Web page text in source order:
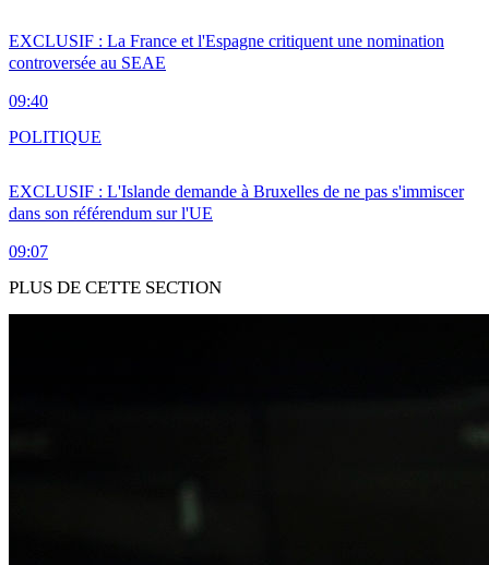
EXCLUSIF : La France et l'Espagne critiquent une nomination
controversée au SEAE
09:40
EXCLUSIF : L'Islande demande à Bruxelles de ne pas s'immiscer
dans son référendum sur l'UE
09:07
POLITIQUE
PLUS DE CETTE SECTION